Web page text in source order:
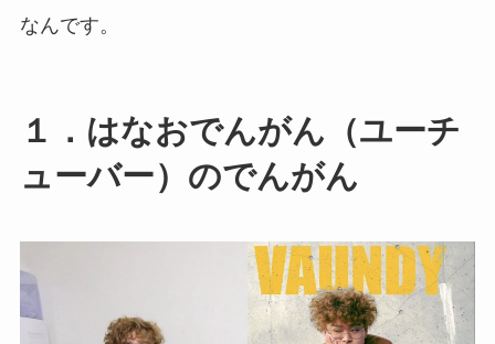
なんです。
１．はなおでんがん（ユーチ
ューバー）のでんがん